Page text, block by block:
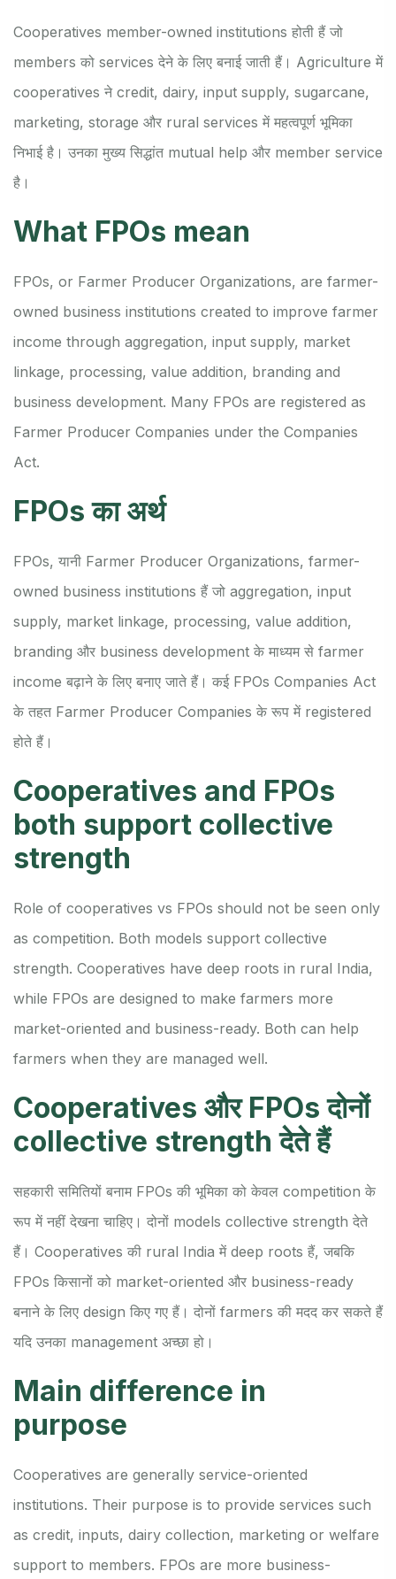
Cooperatives member-owned institutions होती हैं जो
members को services देने के लिए बनाई जाती हैं। Agriculture में
cooperatives ने credit, dairy, input supply, sugarcane,
marketing, storage और rural services में महत्वपूर्ण भूमिका
निभाई है। उनका मुख्य सिद्धांत mutual help और member service
है।
What FPOs mean
FPOs, or Farmer Producer Organizations, are farmer-
owned business institutions created to improve farmer
income through aggregation, input supply, market
linkage, processing, value addition, branding and
business development. Many FPOs are registered as
Farmer Producer Companies under the Companies
Act.
FPOs का अर्थ
FPOs, यानी Farmer Producer Organizations, farmer-
owned business institutions हैं जो aggregation, input
supply, market linkage, processing, value addition,
branding और business development के माध्यम से farmer
income बढ़ाने के लिए बनाए जाते हैं। कई FPOs Companies Act
के तहत Farmer Producer Companies के रूप में registered
होते हैं।
Cooperatives and FPOs
both support collective
strength
Role of cooperatives vs FPOs should not be seen only
as competition. Both models support collective
strength. Cooperatives have deep roots in rural India,
while FPOs are designed to make farmers more
market-oriented and business-ready. Both can help
farmers when they are managed well.
Cooperatives और FPOs दोनों
collective strength देते हैं
सहकारी समितियों बनाम FPOs की भूमिका को केवल competition के
रूप में नहीं देखना चाहिए। दोनों models collective strength देते
हैं। Cooperatives की rural India में deep roots हैं, जबकि
FPOs किसानों को market-oriented और business-ready
बनाने के लिए design किए गए हैं। दोनों farmers की मदद कर सकते हैं
यदि उनका management अच्छा हो।
Main difference in
purpose
Cooperatives are generally service-oriented
institutions. Their purpose is to provide services such
as credit, inputs, dairy collection, marketing or welfare
support to members. FPOs are more business-